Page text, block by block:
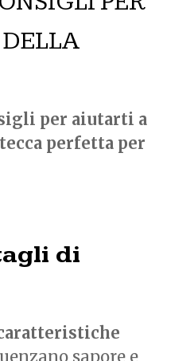
per aiutarti a
perfetta per
di
sapore e